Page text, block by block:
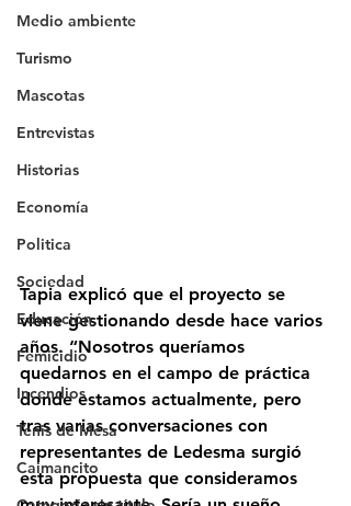
Medio ambiente
Turismo
Mascotas
Entrevistas
Historias
Economía
Politica
Sociedad
Educación
Femicidio
Incendios
Tenis de Mesa
Caimancito
Tapia explicó que el proyecto se
viene gestionando desde hace varios
años. “Nosotros queríamos
quedarnos en el campo de práctica
donde estamos actualmente, pero
tras varias conversaciones con
representantes de Ledesma surgió
esta propuesta que consideramos